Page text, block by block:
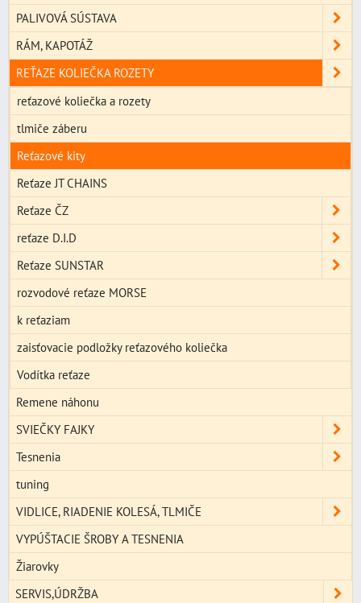
PALIVOVÁ SÚSTAVA
RÁM, KAPOTÁŽ
REŤAZE KOLIEČKA ROZETY
reťazové koliečka a rozety
tlmiče záberu
Reťazové kity
Reťaze JT CHAINS
Reťaze ČZ
reťaze D.I.D
Reťaze SUNSTAR
rozvodové reťaze MORSE
k reťaziam
zaisťovacie podložky reťazového koliečka
Vodítka reťaze
Remene náhonu
SVIEČKY FAJKY
Tesnenia
tuning
VIDLICE, RIADENIE KOLESÁ, TLMIČE
VYPÚŠTACIE ŠROBY A TESNENIA
Žiarovky
SERVIS,ÚDRŽBA